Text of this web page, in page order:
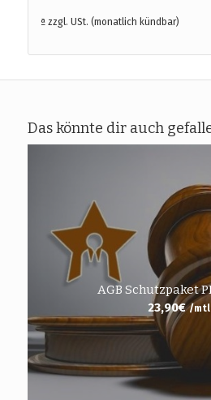
ª zzgl. USt. (monatlich kündbar)
Das könnte dir auch
AGB Schutzpaket
23,90€ /